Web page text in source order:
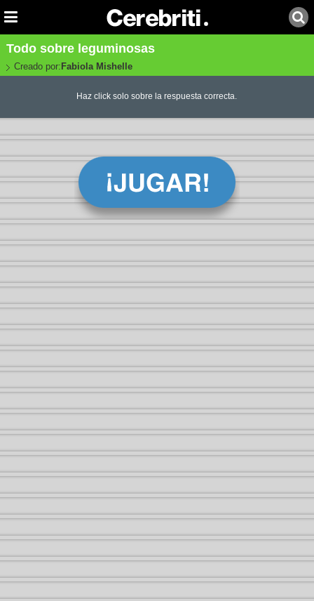
Todo sobre leguminosas
Creado por: Fabiola Mishelle
Haz click solo sobre la respuesta correcta.